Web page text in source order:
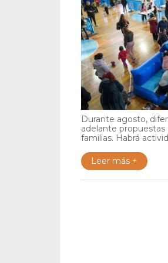
Durante agosto,
adelante propuestas
familias. Habrá
Leer más +